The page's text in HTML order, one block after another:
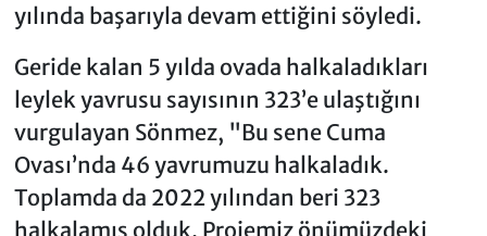
yılında başarıyla devam ettiğini söyledi.
Geride kalan 5 yılda ovada halkaladıkları
leylek yavrusu sayısının 323’e ulaştığını
vurgulayan Sönmez, "Bu sene Cuma
Ovası’nda 46 yavrumuzu halkaladık.
Toplamda da 2022 yılından beri 323
halkalamış olduk. Projemiz önümüzdeki